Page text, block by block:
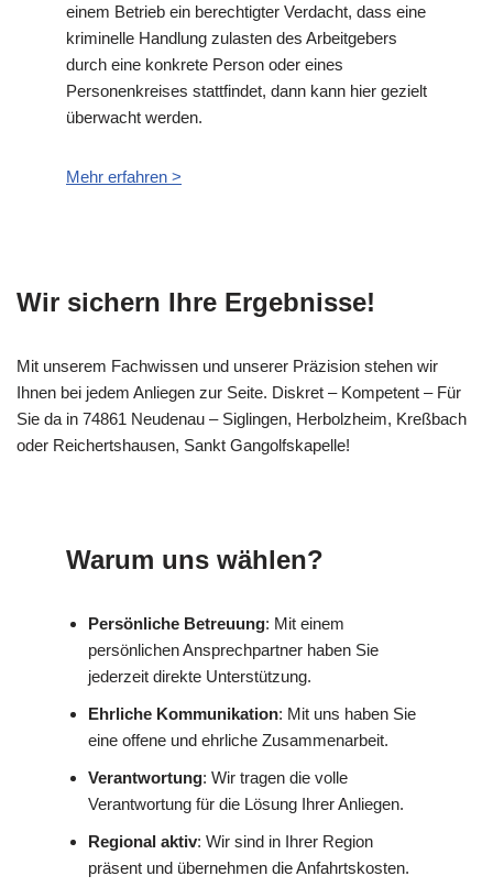
einem Betrieb ein berechtigter Verdacht, dass eine
kriminelle Handlung zulasten des Arbeitgebers
durch eine konkrete Person oder eines
Personenkreises stattfindet, dann kann hier gezielt
überwacht werden.
Mehr erfahren >
Wir sichern Ihre Ergebnisse!
Mit unserem Fachwissen und unserer Präzision stehen wir
Ihnen bei jedem Anliegen zur Seite. Diskret – Kompetent – Für
Sie da in 74861 Neudenau – Siglingen, Herbolzheim, Kreßbach
oder Reichertshausen, Sankt Gangolfskapelle!
Warum uns wählen?
Persönliche Betreuung: Mit einem
persönlichen Ansprechpartner haben Sie
jederzeit direkte Unterstützung.
Ehrliche Kommunikation: Mit uns haben Sie
eine offene und ehrliche Zusammenarbeit.
Verantwortung: Wir tragen die volle
Verantwortung für die Lösung Ihrer Anliegen.
Regional aktiv: Wir sind in Ihrer Region
präsent und übernehmen die Anfahrtskosten.